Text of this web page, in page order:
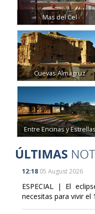
Mas del Cel
Cuevas Almagruz
Entre Encinas y Estrellas
12:18 05 August 2026
ESPECIAL | El
necesitas para vivir el